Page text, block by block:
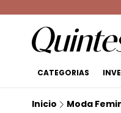
CATEGORIAS
Inicio Moda